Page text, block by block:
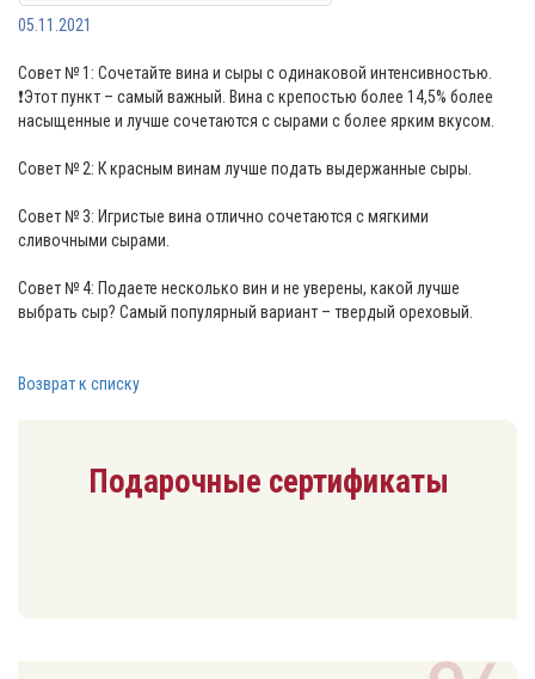
05.11.2021
Совет № 1: Сочетайте вина и сыры с одинаковой интенсивностью.
❗Этот пункт – самый важный. Вина с крепостью более 14,5% более
насыщенные и лучше сочетаются с сырами с более ярким вкусом.
Совет № 2: К красным винам лучше подать выдержанные сыры.
Совет № 3: Игристые вина отлично сочетаются с мягкими
сливочными сырами.
Совет № 4: Подаете несколько вин и не уверены, какой лучше
выбрать сыр? Самый популярный вариант – твердый ореховый.
Возврат к списку
Подарочные сертификаты